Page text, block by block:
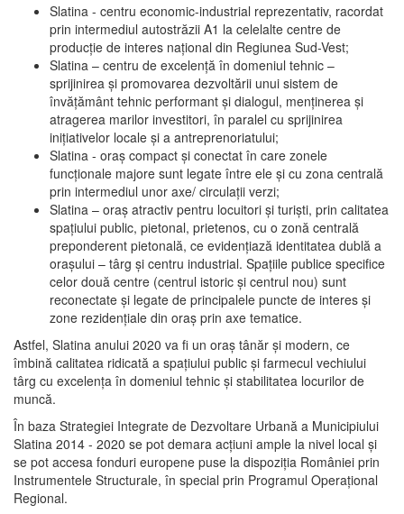
Slatina - centru economic-industrial reprezentativ, racordat
prin intermediul autostrăzii A1 la celelalte centre de
producţie de interes naţional din Regiunea Sud-Vest;
Slatina – centru de excelenţă în domeniul tehnic –
sprijinirea şi promovarea dezvoltării unui sistem de
învăţământ tehnic performant şi dialogul, menţinerea şi
atragerea marilor investitori, în paralel cu sprijinirea
iniţiativelor locale şi a antreprenoriatului;
Slatina - oraş compact şi conectat în care zonele
funcţionale majore sunt legate între ele şi cu zona centrală
prin intermediul unor axe/ circulații verzi;
Slatina – oraş atractiv pentru locuitori şi turişti, prin calitatea
spaţiului public, pietonal, prietenos, cu o zonă centrală
preponderent pietonală, ce evidenţiază identitatea dublă a
oraşului – târg şi centru industrial. Spaţiile publice specifice
celor două centre (centrul istoric şi centrul nou) sunt
reconectate şi legate de principalele puncte de interes şi
zone rezidenţiale din oraş prin axe tematice.
Astfel, Slatina anului 2020 va fi un oraş tânăr şi modern, ce
îmbină calitatea ridicată a spaţiului public şi farmecul vechiului
târg cu excelenţa în domeniul tehnic şi stabilitatea locurilor de
muncă.
În baza Strategiei Integrate de Dezvoltare Urbană a Municipiului
Slatina 2014 - 2020 se pot demara acţiuni ample la nivel local şi
se pot accesa fonduri europene puse la dispoziţia României prin
Instrumentele Structurale, în special prin Programul Operațional
Regional.